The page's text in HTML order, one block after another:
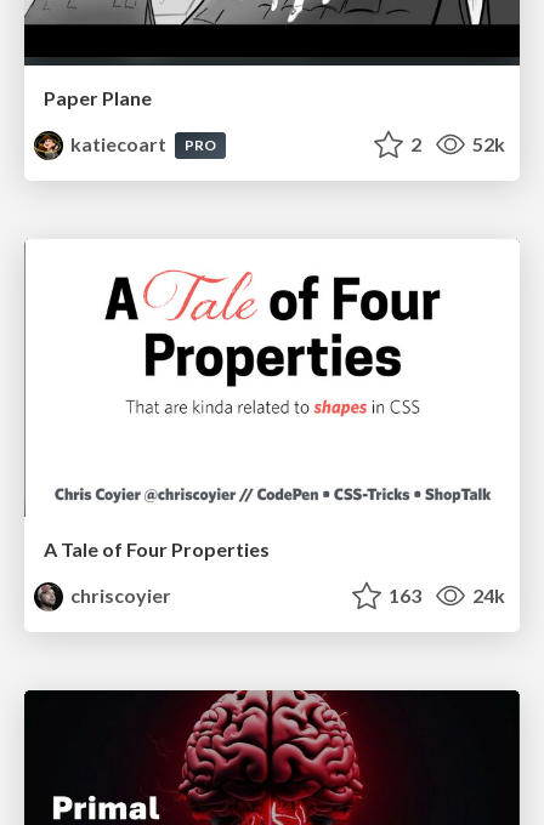
Paper Plane
katiecoart
PRO 2 52k
A Tale of Four Properties
chriscoyier
163 24k